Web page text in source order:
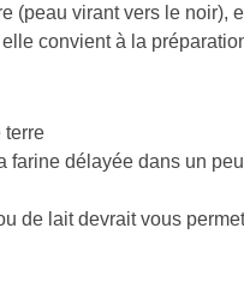
(peau virant vers le noir),
convient à la
terre
délayée dans un
de lait devrait vous